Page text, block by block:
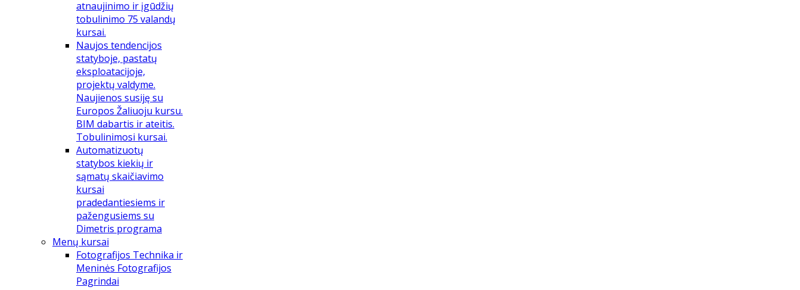
atnaujinimo ir įgūdžių
tobulinimo 75 valandų
kursai.
Naujos tendencijos
statyboje, pastatų
eksploatacijoje,
projektų valdyme.
Naujienos susiję su
Europos Žaliuoju kursu.
BIM dabartis ir ateitis.
Tobulinimosi kursai.
Automatizuotų
statybos kiekių ir
sąmatų skaičiavimo
kursai
pradedantiesiems ir
pažengusiems su
Dimetris programa
Menų kursai
Fotografijos Technika ir
Meninės Fotografijos
Pagrindai